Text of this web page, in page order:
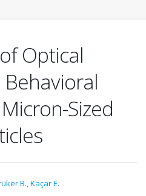
Optical
Sized
B.,Kaçar E.